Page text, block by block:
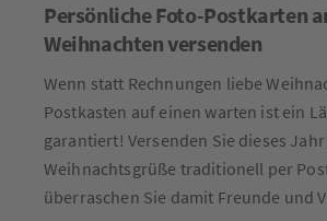
Persönliche Foto-Postkarten
Weihnachten versenden
Wenn statt Rechnungen liebe
Postkasten auf einen warten ist ein
garantiert! Versenden Sie dieses
Weihnachtsgrüße traditionell per
überraschen Sie damit Freunde und